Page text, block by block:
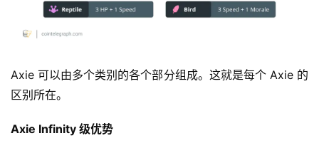
Axie 可以由多个类别的各个部分组成。这就是每个 Axie 的
区别所在。
Axie Infinity 级优势